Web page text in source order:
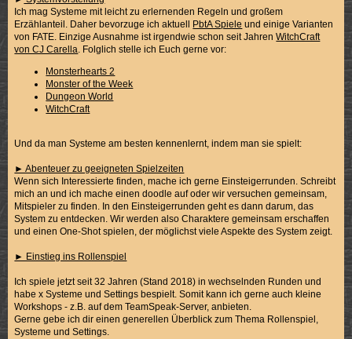
Ich mag Systeme mit leicht zu erlernenden Regeln und großem
Erzählanteil. Daher bevorzuge ich aktuell
PbtA Spiele und einige Varianten
von FATE. Einzige Ausnahme ist irgendwie schon seit JahrenWitchCraft
von CJ Carella. Folglich stelle ich Euch gerne vor:
Monsterhearts 2
Monster of the Week
Dungeon World
WitchCraft
Und da man Systeme am besten kennenlernt, indem man sie spielt:
► Abenteuer zu geeigneten Spielzeiten
Wenn sich Interessierte finden, mache ich gerne Einsteigerrunden. Schreibt
mich an und ich mache einen doodle auf oder wir versuchen gemeinsam,
Mitspieler zu finden. In den Einsteigerrunden geht es dann darum, das
System zu entdecken. Wir werden also Charaktere gemeinsam erschaffen
und einen One-Shot spielen, der möglichst viele Aspekte des System zeigt.
► Einstieg ins Rollenspiel
Ich spiele jetzt seit 32 Jahren (Stand 2018) in wechselnden Runden und
habe x Systeme und Settings bespielt. Somit kann ich gerne auch kleine
Workshops - z.B. auf dem TeamSpeak-Server, anbieten.
Gerne gebe ich dir einen generellen Überblick zum Thema Rollenspiel,
Systeme und Settings.